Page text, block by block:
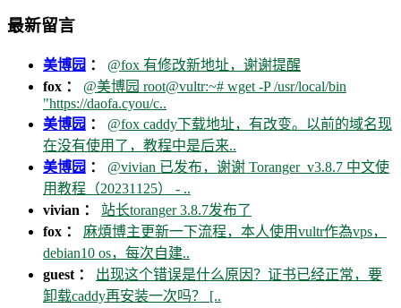
最新留言
美博园 ： @fox 有修改新地址，谢谢提醒
fox ： @美博园 root@vultr:~# wget -P /usr/local/bin
"https://daofa.cyou/c..
美博园 ： @fox caddy下载地址，有改变。以前的域名现
在没有使用了，教程中是后来..
美博园 ： @vivian 已发布，谢谢 Toranger_v3.8.7 中文使
用教程（20231125） - ..
vivian ： 站长toranger 3.8.7发布了
fox ： 麻煩博主更新一下流程，本人使用vultr作為vps，
debian10 os，每次自建..
guest ： 出现这个错误是什么原因？证书已经正常，要
卸载caddy再安装一次吗？ [..